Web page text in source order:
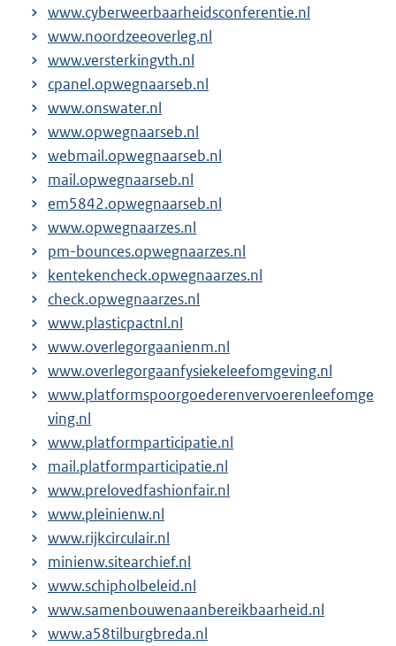
www.cyberweerbaarheidsconferentie.nl
www.noordzeeoverleg.nl
www.versterkingvth.nl
cpanel.opwegnaarseb.nl
www.onswater.nl
www.opwegnaarseb.nl
webmail.opwegnaarseb.nl
mail.opwegnaarseb.nl
em5842.opwegnaarseb.nl
www.opwegnaarzes.nl
pm-bounces.opwegnaarzes.nl
kentekencheck.opwegnaarzes.nl
check.opwegnaarzes.nl
www.plasticpactnl.nl
www.overlegorgaanienm.nl
www.overlegorgaanfysiekeleefomgeving.nl
www.platformspoorgoederenvervoerenleefomge
ving.nl
www.platformparticipatie.nl
mail.platformparticipatie.nl
www.prelovedfashionfair.nl
www.pleinienw.nl
www.rijkcirculair.nl
minienw.sitearchief.nl
www.schipholbeleid.nl
www.samenbouwenaanbereikbaarheid.nl
www.a58tilburgbreda.nl